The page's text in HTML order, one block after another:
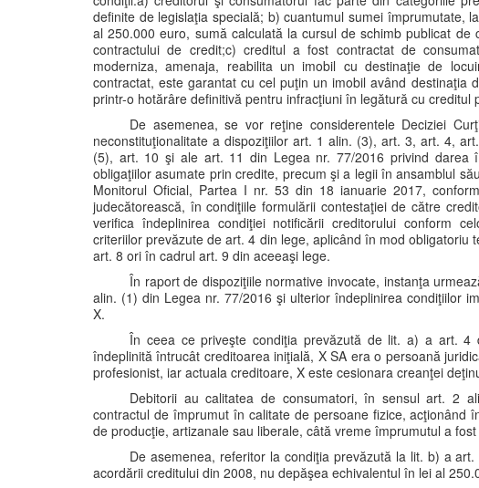
definite de legislaţia specială; b) cuantumul sumei împrumutate,
al 250.000 euro, sumă calculată la cursul de schimb publicat
contractului de credit;c) creditul a fost contractat de
moderniza, amenaja, reabilita un imobil cu destinaţie de
contractat, este garantat cu cel puţin un imobil având destinaţia
printr-o hotărâre definitivă pentru infracţiuni în legătură cu creditul
De asemenea, se vor reţine considerentele Deciziei
neconstituţionalitate a dispoziţiilor art. 1 alin. (3), art. 3, art. 4,
(5), art. 10 şi ale art. 11 din Legea nr. 77/2016 privind darea
obligaţiilor asumate prin credite, precum şi a legii în ansamblul
Monitorul Oficial, Partea I nr. 53 din 18 ianuarie 2017,
judecătorească, în condiţiile formulării contestaţiei de către
verifica îndeplinirea condiţiei notificării creditorului conform
criteriilor prevăzute de art. 4 din lege, aplicând în mod
art. 8 ori în cadrul art. 9 din aceeaşi lege.
În raport de dispoziţiile normative invocate, instanţa
alin. (1) din Legea nr. 77/2016 şi ulterior îndeplinirea condiţiilor
X.
În ceea ce priveşte condiţia prevăzută de lit. a) a art.
îndeplinită întrucât creditoarea iniţială, X SA era o persoană
profesionist, iar actuala creditoare, X este cesionara creanţei
Debitorii au calitatea de consumatori, în sensul art. 2
contractul de împrumut în calitate de persoane fizice, acţionând
de producţie, artizanale sau liberale, câtă vreme împrumutul a
De asemenea, referitor la condiţia prevăzută la lit. b) a
acordării creditului din 2008, nu depăşea echivalentul în lei al